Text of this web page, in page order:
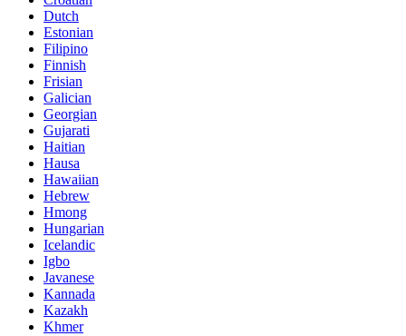
Dutch
Estonian
Filipino
Finnish
Frisian
Galician
Georgian
Gujarati
Haitian
Hausa
Hawaiian
Hebrew
Hmong
Hungarian
Icelandic
Igbo
Javanese
Kannada
Kazakh
Khmer